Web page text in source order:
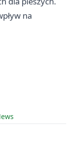
na